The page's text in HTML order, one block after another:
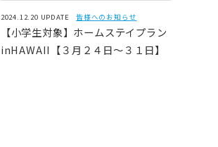
2024.12.20 UPDATE 皆様へのお知らせ
【小学生対象】ホームステイプラン
inHAWAII【３月２４日～３１日】